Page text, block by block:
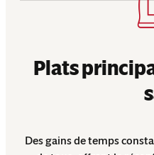
Plats
Des gains de temps